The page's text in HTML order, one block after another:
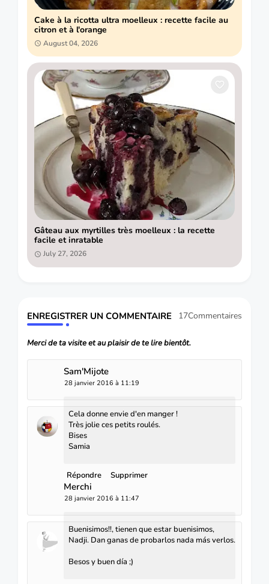
Cake à la ricotta ultra moelleux : recette facile au
citron et à l'orange
August 04, 2026
Gâteau aux myrtilles très moelleux : la recette
facile et inratable
July 27, 2026
ENREGISTRER UN COMMENTAIRE 17Commentaires
Merci de ta visite et au plaisir de te lire bientôt.
Sam'Mijote
28 janvier 2016 à 11:19
Cela donne envie d'en manger !
Très jolie ces petits roulés.
Bises
Samia
Répondre Supprimer
Merchi
28 janvier 2016 à 11:47
Buenisimos!!, tienen que estar buenisimos,
Nadji. Dan ganas de probarlos nada más verlos.
Besos y buen día ;)